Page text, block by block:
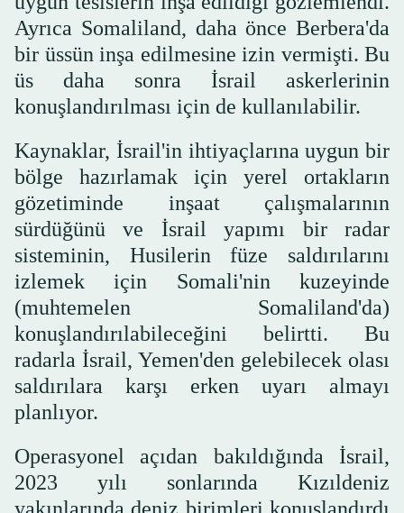
Ayrıca Somaliland, daha önce Berbera'da
bir üssün inşa edilmesine izin vermişti. Bu
üs daha sonra İsrail askerlerinin
konuşlandırılması için de kullanılabilir.
Kaynaklar, İsrail'in ihtiyaçlarına uygun bir
bölge hazırlamak için yerel ortakların
gözetiminde inşaat çalışmalarının
sürdüğünü ve İsrail yapımı bir radar
sisteminin, Husilerin füze saldırılarını
izlemek için Somali'nin kuzeyinde
(muhtemelen Somaliland'da)
konuşlandırılabileceğini belirtti. Bu
radarla İsrail, Yemen'den gelebilecek olası
saldırılara karşı erken uyarı almayı
planlıyor.
Operasyonel açıdan bakıldığında İsrail,
2023 yılı sonlarında Kızıldeniz